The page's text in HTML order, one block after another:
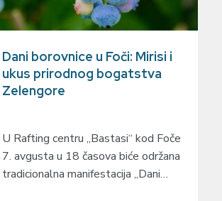
Dani borovnice u Foči: Mirisi i
ukus prirodnog bogatstva
Zelengore
U Rafting centru „Bastasi“ kod Foče
7. avgusta u 18 časova biće održana
tradicionalna manifestacija „Dani…